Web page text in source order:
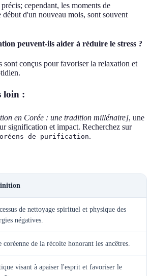
cependant, les moments de
début d'un nouveau mois, sont souvent
peuvent-ils aider à réduire le stress ?
sont conçus pour favoriser la relaxation et
loin :
en Corée : une tradition millénaire], une
signification et impact. Recherchez sur
de purification.
de nettoyage spirituel et physique des
négatives.
coréenne de la récolte honorant les ancêtres.
visant à apaiser l'esprit et favoriser le